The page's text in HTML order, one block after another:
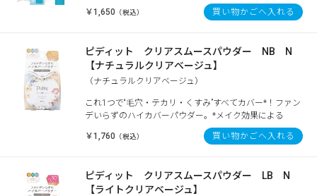
￥1,650 （税込） 買い物かごへ入れる
ピディット クリアスムースパウダー NB N
【ナチュラルクリアベージュ】
（ナチュラルクリアベージュ）
これ1つで“毛穴・テカリ・くすみ”すべてカバー*！ファン
デいらずのハイカバーパウダー。*メイク効果による
￥1,760 （税込） 買い物かごへ入れる
ピディット クリアスムースパウダー LB N
【ライトクリアベージュ】